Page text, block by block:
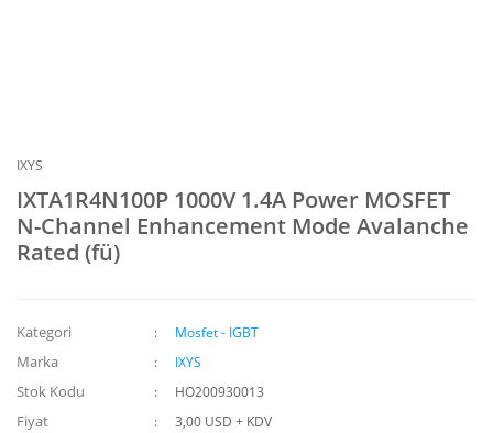
IXYS
IXTA1R4N100P 1000V 1.4A Power MOSFET
N-Channel Enhancement Mode Avalanche
Rated (fü)
Kategori Mosfet - IGBT
Marka IXYS
Stok Kodu HO200930013
Fiyat
3,00 USD + KDV